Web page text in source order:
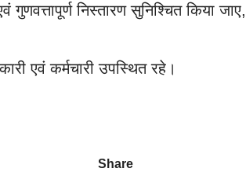
गुणवत्तापूर्ण निस्तारण सुनिश्चित किया जाए,
एवं कर्मचारी उपस्थित रहे।
Share